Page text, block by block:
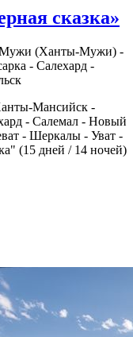
сказка»
Мужи (Ханты-Мужи) -
- Салехард -
Мансийск -
- Салемал - Новый
- Шеркалы - Уват -
(15 дней / 14 ночей)